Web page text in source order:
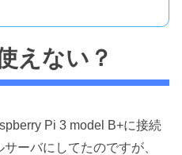
えない？
Pi 3 model B+に接続
ーバにしてたのですが、